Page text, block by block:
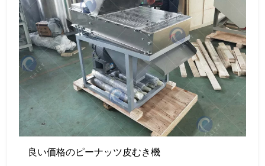
良い価格のピーナッツ皮むき機